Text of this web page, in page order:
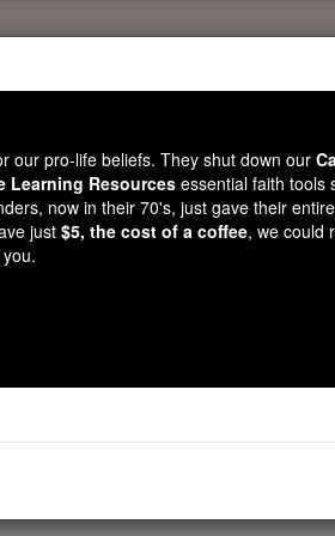
...
-
re di Babilonia marciò
così come alcune delle navi
our pro-life beliefs. They shut down our
Learning Resources essential faith tools
now in their 70's, just gave their
just $5, the cost of a coffee, we could